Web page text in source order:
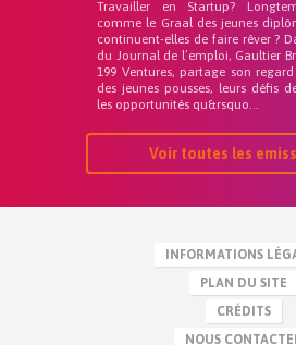
Travailler en Startup?
comme le Graal des jeunes
continuent-elles de faire rêver ?
du Journal de l’emploi, Gaultier
199 Ventures, partage son
des jeunes pousses, leurs défis
les opportunités qu&rsquo...
Voir toutes les
INFORMATIONS
PLAN DU SITE
CRÉDITS
NOUS